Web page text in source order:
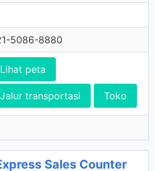
5086-8880
Lihat peta
Jalur transportasi Toko
Sales Counter